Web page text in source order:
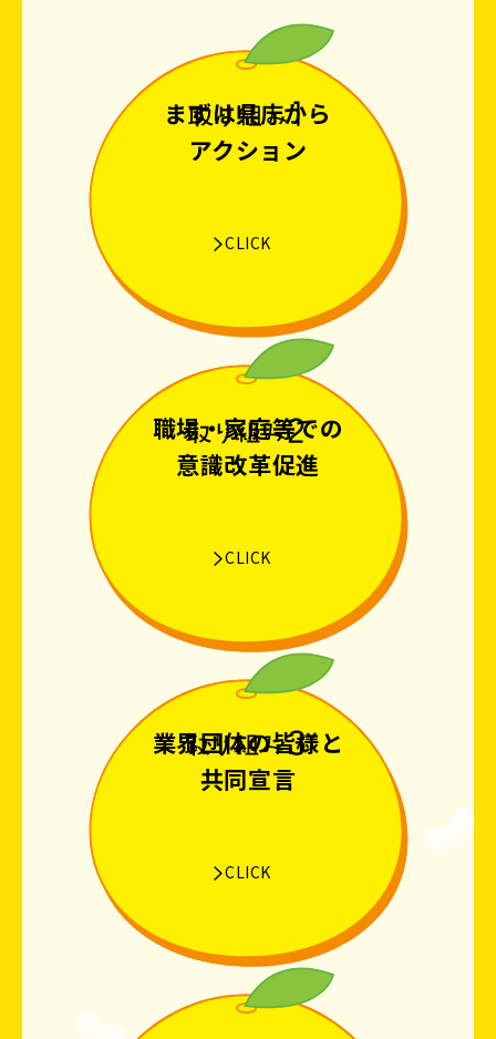
まずは県庁から
アクション
CLICK
職場・家庭等での
意識改革促進
CLICK
業界団体の皆様と
共同宣言
CLICK